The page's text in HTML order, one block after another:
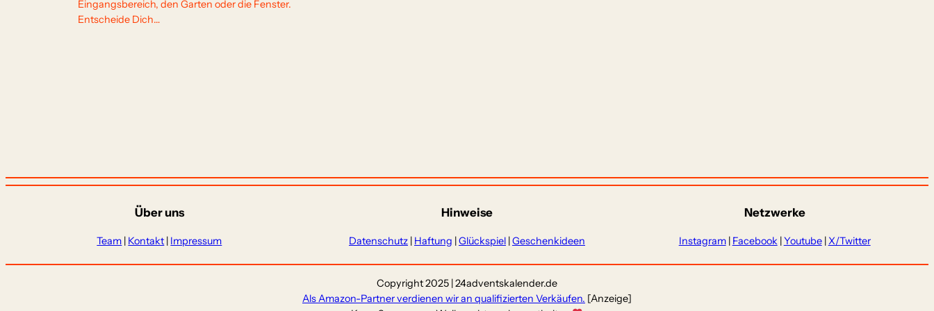
Eingangsbereich, den Garten oder die Fenster.
Entscheide Dich…
Über uns
Team | Kontakt | Impressum
Hinweise
Datenschutz | Haftung |Glückspiel |Geschenkideen
Netzwerke
Instagram| Facebook |Youtube| X/Twitter
Copyright 2025 | 24adventskalender.de
Als Amazon-Partner verdienen wir an qualifizierten Verkäufen. [Anzeige]